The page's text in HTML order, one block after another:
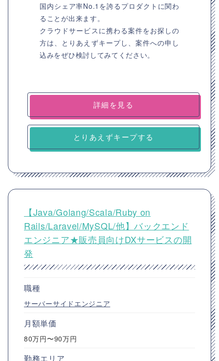
国内シェア率No.1を誇るプロダクトに関わ
ることが出来ます。
クラウドサービスに携わる案件をお探しの
方は、とりあえずキープし、案件への申し
込みをぜひ検討してみてください。
詳細を見る
とりあえずキープする
【Java/Golang/Scala/Ruby on
Rails/Laravel/MySQL/他】バックエンド
エンジニア★販売員向けDXサービスの開
発
職種
サーバーサイドエンジニア
月額単価
80万円〜90万円
勤務エリア